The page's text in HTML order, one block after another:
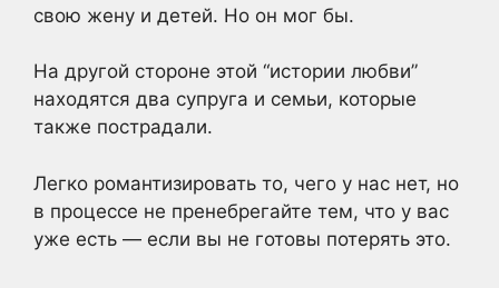
свою жену и детей. Но он мог бы.
На другой стороне этой “истории любви”
находятся два супруга и семьи, которые
также пострадали.
Легко романтизировать то, чего у нас нет, но
в процессе не пренебрегайте тем, что у вас
уже есть — если вы не готовы потерять это.